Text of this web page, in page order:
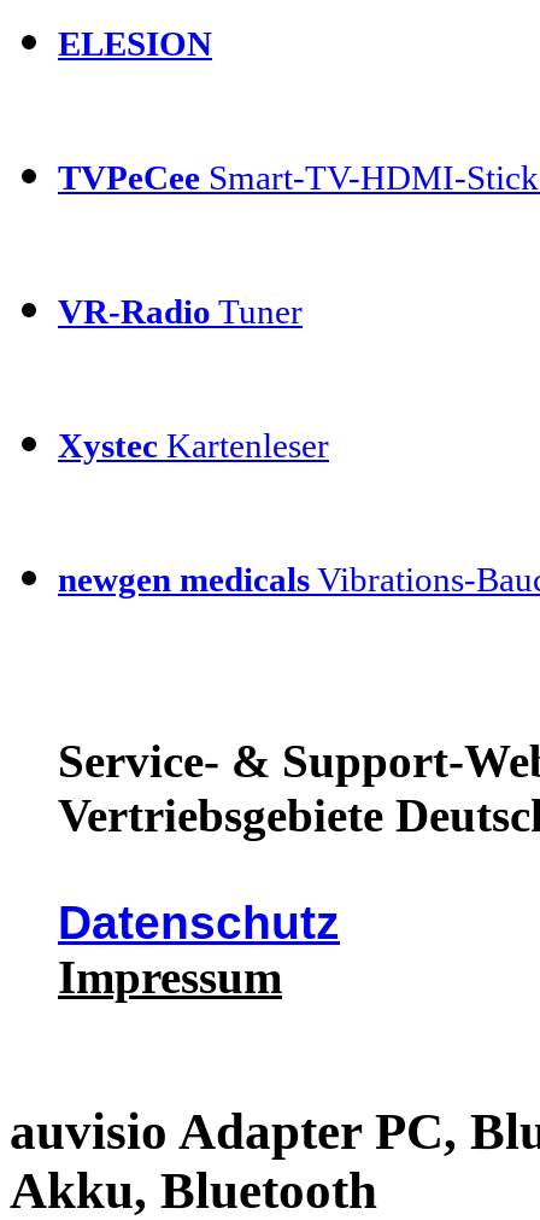
ELESION
TVPeCee Smart-TV-HDMI-
VR-Radio Tuner
Xystec Kartenleser
newgen medicalsVibrations-
Service- & Support-
Vertriebsgebiete
Datenschutz
Impressum
auvisio Adapter PC,
Akku, Bluetooth